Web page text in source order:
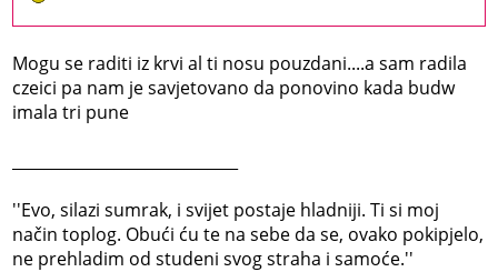
Mogu se raditi iz krvi al ti nosu pouzdani....a sam radila
czeici pa nam je savjetovano da ponovino kada budw
imala tri pune
''Evo, silazi sumrak, i svijet postaje hladniji. Ti si moj
način toplog. Obući ću te na sebe da se, ovako pokipjelo,
ne prehladim od studeni svog straha i samoće.''